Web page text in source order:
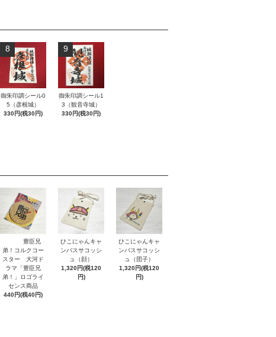
8
御朱印調シール0
5（彦根城）
330円(税30円)
9
御朱印調シール1
3（観音寺城）
330円(税30円)
豊臣兄
弟！コルクコー
スター 大河ド
ラマ「豊臣兄
弟！」ロゴライ
センス商品
440円(税40円)
ひこにゃんキャ
ンバスサコッシ
ュ（顔）
1,320円(税120
円)
ひこにゃんキャ
ンバスサコッシ
ュ（団子）
1,320円(税120
円)